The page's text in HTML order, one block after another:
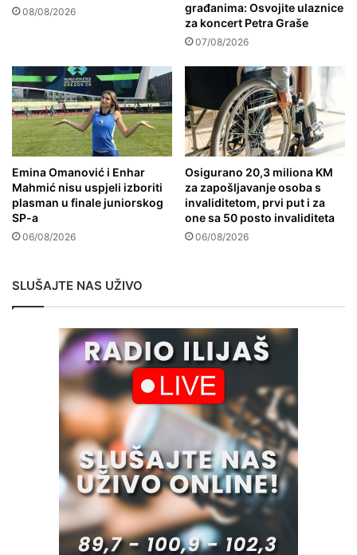
08/08/2026
građanima: Osvojite ulaznice
za koncert Petra Graše
07/08/2026
Emina Omanović i Enhar
Mahmić nisu uspjeli izboriti
plasman u finale juniorskog
SP-a
06/08/2026
Osigurano 20,3 miliona KM
za zapošljavanje osoba s
invaliditetom, prvi put i za
one sa 50 posto invaliditeta
06/08/2026
SLUŠAJTE NAS UŽIVO